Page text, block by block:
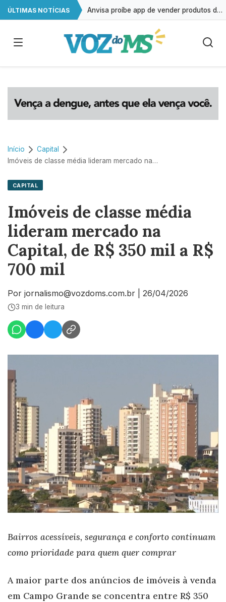
ÚLTIMAS NOTÍCIAS Anvisa proíbe app de vender produtos derivados de cannabis no Brasil
Início
Capital
Imóveis de classe média lideram mercado na Capital, de R$ 350 mil a R$ 700 mil
CAPITAL
Imóveis de classe média
lideram mercado na
Capital, de R$ 350 mil a R$
700 mil
Por jornalismo@vozdoms.com.br 26/04/2026
3 min de leitura
Bairros acessíveis, segurança e conforto continuam
como prioridade para quem quer comprar
A maior parte dos anúncios de imóveis à venda
em Campo Grande se concentra entre R$ 350